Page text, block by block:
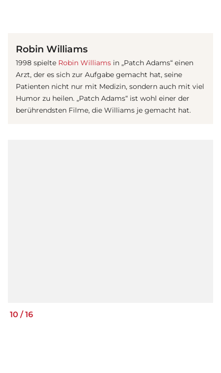
Robin Williams
1998 spielte Robin Williams in „Patch Adams“ einen
Arzt, der es sich zur Aufgabe gemacht hat, seine
Patienten nicht nur mit Medizin, sondern auch mit viel
Humor zu heilen. „Patch Adams“ ist wohl einer der
berührendsten Filme, die Williams je gemacht hat.
10 / 16